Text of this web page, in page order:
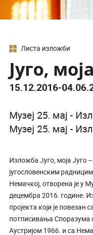
Листа изложби
Југо,
15.12.2016-
Музеј 25. мај -
Музеј 25. мај -
Изложба Југо, моја Југо
југословенским
Немачкој, отворена је у
децембра 2016. године.
пројекта који је повезан
потписивања Споразума
Аустријом 1966. и са